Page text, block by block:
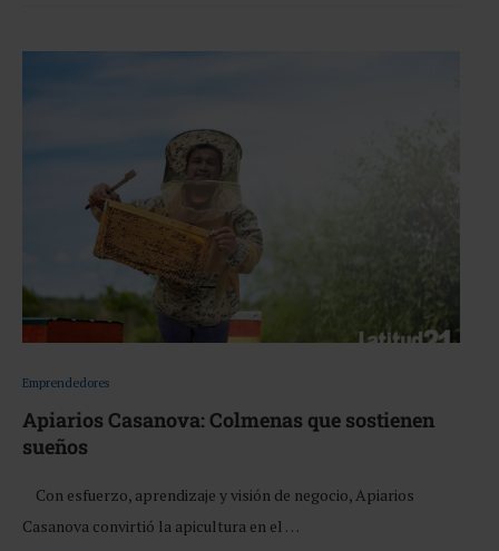
Emprendedores
Apiarios Casanova: Colmenas que sostienen
sueños
Con esfuerzo, aprendizaje y visión de negocio, Apiarios
Casanova convirtió la apicultura en el …